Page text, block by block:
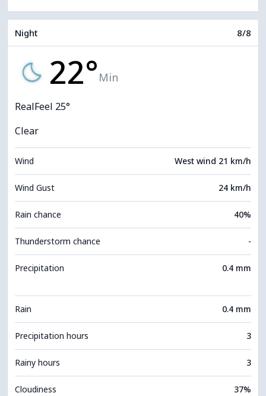
Night 8/8
22° Min
RealFeel 25°
Clear
Wind West wind 21 km/h
Wind Gust 24 km/h
Rain chance 40%
Thunderstorm chance -
Precipitation 0.4 mm
Rain 0.4 mm
Precipitation hours 3
Rainy hours 3
Cloudiness 37%